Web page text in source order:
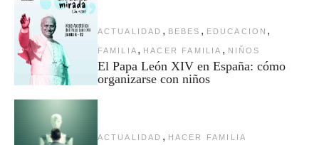
ACTUALIDAD , BEBES , EDUCACION ,
FAMILIA , HACER FAMILIA , NIÑOS
El Papa León XIV en España: cómo
organizarse con niños
ACTUALIDAD , HACER FAMILIA